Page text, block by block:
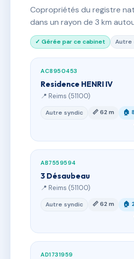
Copropriétés du registre
dans un rayon de 3 km
✓ Gérée par ce cabinet Autre
AC8950453
Residence HENRI IV
📍 Reims (51100)
Autre syndic 📏 62 m 🏠
AB7559594
3 Désaubeau
📍 Reims (51100)
Autre syndic 📏 62 m 🏠
AD1731959